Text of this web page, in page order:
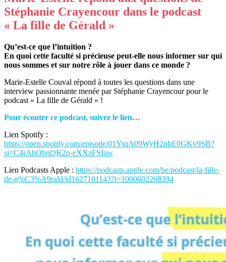
Stéphanie Crayencour dans le podcast
« La fille de Gérald »
Qu’est-ce que l’intuition ?
En quoi cette faculté si précieuse peut-elle nous informer sur qui
nous sommes et sur notre rôle à jouer dans ce monde ?
Marie-Estelle Couval répond à toutes les questions dans une
interview passionnante menée par Stéphanie Crayencour pour le
podcast « La fille de Gérald » !
Pour écouter ce podcast, suivez le lien…
Lien Spotify :
https://open.spotify.com/episode/01YtqA09WyH2nbE0GKv9SB?
si=C4rAhObnQK2p-eXXzFSIaw
Lien Podcasts Apple : https://podcasts.apple.com/be/podcast/la-fille-
de-g%C3%A9rald/id1627101143?i=1000602268394